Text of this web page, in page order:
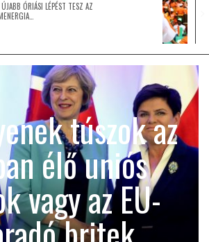
ÓRIÁSI LÉPÉST TESZ AZ
túszok az
élő uniós
vagy az EU-